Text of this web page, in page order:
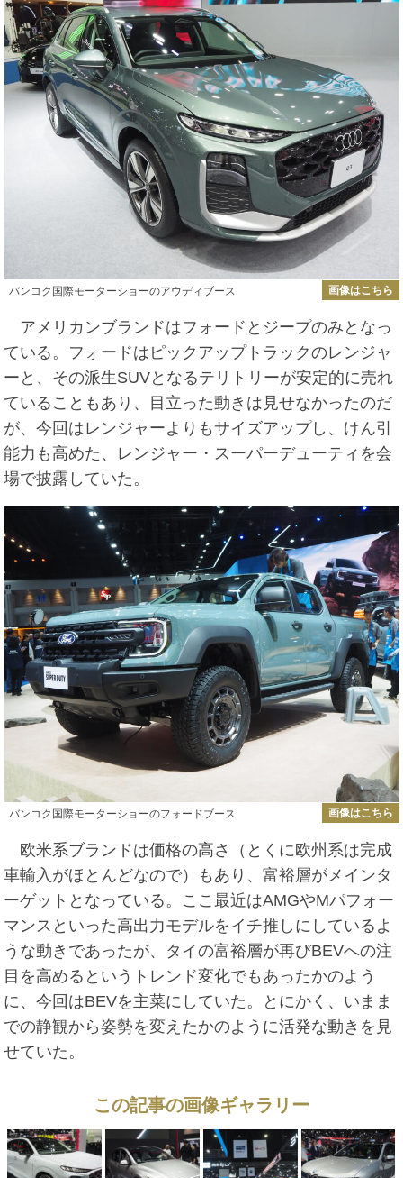
バンコク国際モーターショーのアウディブース 画像はこちら
アメリカンブランドはフォードとジープのみとなっ
ている。フォードはピックアップトラックのレンジャ
ーと、その派生SUVとなるテリトリーが安定的に売れ
ていることもあり、目立った動きは見せなかったのだ
が、今回はレンジャーよりもサイズアップし、けん引
能力も高めた、レンジャー・スーパーデューティを会
場で披露していた。
バンコク国際モーターショーのフォードブース 画像はこちら
欧米系ブランドは価格の高さ（とくに欧州系は完成
車輸入がほとんどなので）もあり、富裕層がメインタ
ーゲットとなっている。ここ最近はAMGやMパフォー
マンスといった高出力モデルをイチ推しにしているよ
うな動きであったが、タイの富裕層が再びBEVへの注
目を高めるというトレンド変化でもあったかのよう
に、今回はBEVを主菜にしていた。とにかく、いまま
での静観から姿勢を変えたかのように活発な動きを見
せていた。
この記事の画像ギャラリー